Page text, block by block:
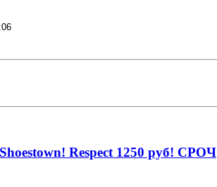
Respect 1250 руб! СРОЧ